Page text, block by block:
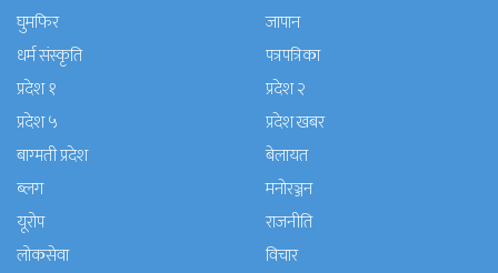
घुमफिर
जापान
धर्म संस्कृति
पत्रपत्रिका
प्रदेश १
प्रदेश २
प्रदेश ५
प्रदेश खबर
बाग्मती प्रदेश
बेलायत
ब्लग
मनाेरञ्जन
यूरोप
राजनीति
लोकसेवा
विचार